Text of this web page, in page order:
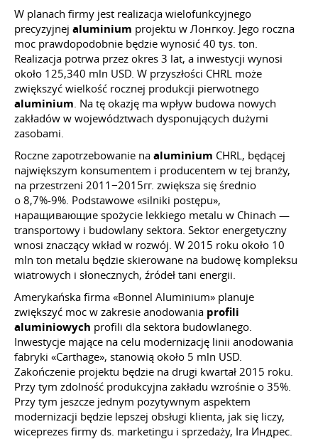
W planach firmy jest realizacja wielofunkcyjnego
precyzyjnej aluminium projektu w Лонгкоу. Jego roczna
moc prawdopodobnie będzie wynosić 40 tys. ton.
Realizacja potrwa przez okres 3 lat, a inwestycji wynosi
około 125,340 mln USD. W przyszłości CHRL może
zwiększyć wielkość rocznej produkcji pierwotnego
aluminium. Na tę okazję ma wpływ budowa nowych
zakładów w województwach dysponujących dużymi
zasobami.
Roczne zapotrzebowanie na aluminium CHRL, będącej
największym konsumentem i producentem w tej branży,
na przestrzeni 2011−2015гг. zwiększa się średnio
o 8,7%-9%. Podstawowe «silniki postępu»,
наращивающие spożycie lekkiego metalu w Chinach —
transportowy i budowlany sektora. Sektor energetyczny
wnosi znaczący wkład w rozwój. W 2015 roku około 10
mln ton metalu będzie skierowane na budowę kompleksu
wiatrowych i słonecznych, źródeł tani energii.
Amerykańska firma «Bonnel Aluminium» planuje
zwiększyć moc w zakresie anodowania profili
aluminiowych profili dla sektora budowlanego.
Inwestycje mające na celu modernizację linii anodowania
fabryki «Carthage», stanowią około 5 mln USD.
Zakończenie projektu będzie na drugi kwartał 2015 roku.
Przy tym zdolność produkcyjna zakładu wzrośnie o 35%.
Przy tym jeszcze jednym pozytywnym aspektem
modernizacji będzie lepszej obsługi klienta, jak się liczy,
wiceprezes firmy ds. marketingu i sprzedaży, Ira Индрес.